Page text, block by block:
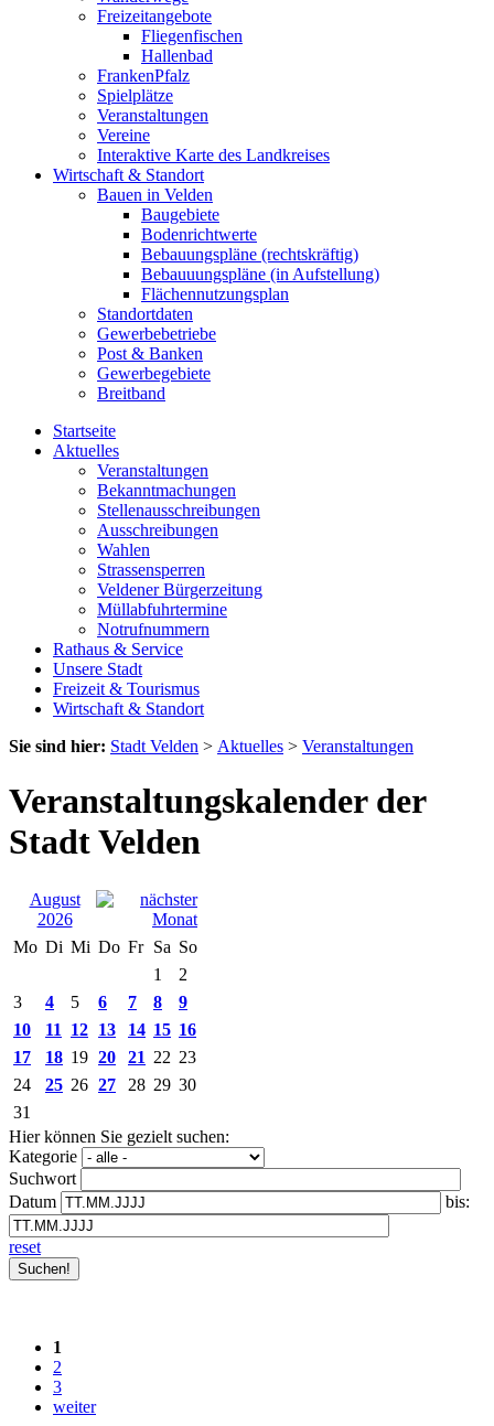
Freizeitangebote
Fliegenfischen
Hallenbad
FrankenPfalz
Spielplätze
Veranstaltungen
Vereine
Interaktive Karte des Landkreises
Wirtschaft & Standort
Bauen in Velden
Baugebiete
Bodenrichtwerte
Bebauungspläne (rechtskräftig)
Bebauuungspläne (in Aufstellung)
Flächennutzungsplan
Standortdaten
Gewerbebetriebe
Post & Banken
Gewerbegebiete
Breitband
Startseite
Aktuelles
Veranstaltungen
Bekanntmachungen
Stellenausschreibungen
Ausschreibungen
Wahlen
Strassensperren
Veldener Bürgerzeitung
Müllabfuhrtermine
Notrufnummern
Rathaus & Service
Unsere Stadt
Freizeit & Tourismus
Wirtschaft & Standort
Sie sind hier: Stadt Velden > Aktuelles > Veranstaltungen
Veranstaltungskalender der
Stadt Velden
August
2026
Mo Di Mi Do Fr Sa So
1
2
3
4 5 6 7 8
9
10
11 12 13 14 15 16
17
18 19 20 21 22 23
24
25 26 27 28 29 30
31
Hier können Sie gezielt suchen:
Kategorie
Suchwort
Datum
bis:
reset
1
2
3
weiter